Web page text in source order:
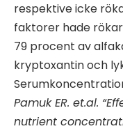
respektive icke
faktorer hade
79 procent av
kryptoxantin och
Pamuk ER. et.al.
nutrient